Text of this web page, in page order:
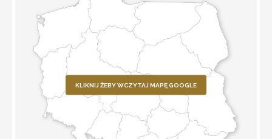
KLIKNIJ ŻEBY WCZYTAJ MAPĘ GOOGLE